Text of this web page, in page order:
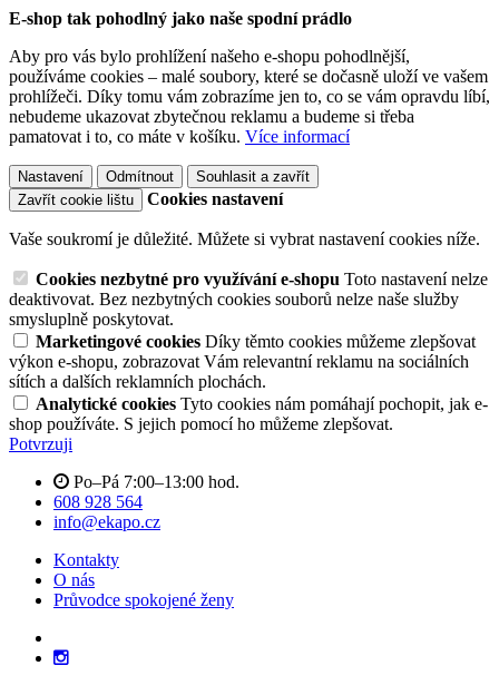
E-shop tak pohodlný jako naše spodní prádlo
Aby pro vás bylo prohlížení našeho e-shopu pohodlnější,
používáme cookies – malé soubory, které se dočasně uloží ve vašem
prohlížeči. Díky tomu vám zobrazíme jen to, co se vám opravdu líbí,
nebudeme ukazovat zbytečnou reklamu a budeme si třeba
pamatovat i to, co máte v košíku. Více informací
Nastavení Odmítnout
Souhlasit a zavřít
Zavřít cookie lištu
Cookies nastavení
Vaše soukromí je důležité. Můžete si vybrat nastavení cookies níže.
Cookies nezbytné pro využívání e-shopu Toto nastavení nelze
deaktivovat. Bez nezbytných cookies souborů nelze naše služby
smysluplně poskytovat.
Marketingové cookies Díky těmto cookies můžeme zlepšovat
výkon e-shopu, zobrazovat Vám relevantní reklamu na sociálních
sítích a dalších reklamních plochách.
Analytické cookies Tyto cookies nám pomáhají pochopit, jak e-
shop používáte. S jejich pomocí ho můžeme zlepšovat.
Potvrzuji
Po–Pá 7:00–13:00 hod.
608 928 564
info@ekapo.cz
Kontakty
O nás
Průvodce spokojené ženy